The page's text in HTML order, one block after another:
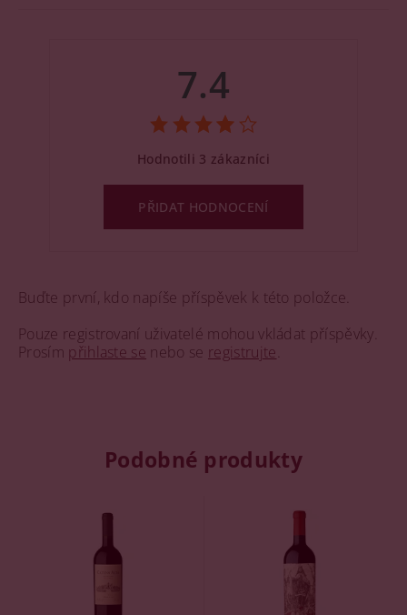
Buďte první, kdo napíše příspěvek k této položce.
Pouze registrovaní uživatelé mohou vkládat příspěvky.
Prosím přihlaste se nebo se registrujte
7.4
Hodnotili 3 zákazníci
PŘIDAT HODNOCENÍ
Podobné produkty